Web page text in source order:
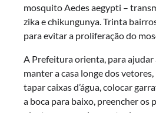
mosquito Aedes aegypti –
zika e chikungunya. Trinta
para evitar a proliferação do
A Prefeitura orienta, para ajudar
manter a casa longe dos
tapar caixas d’água, colocar
a boca para baixo, preencher os